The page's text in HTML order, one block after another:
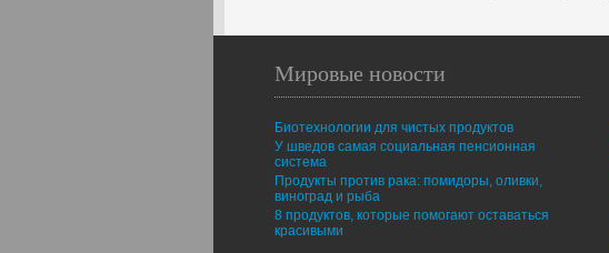
Мировые новости
Биотехнологии для чистых продуктов
У шведов самая социальная пенсионная
система
Продукты против рака: помидоры, оливки,
виноград и рыба
8 продуктов, которые помогают оставаться
красивыми